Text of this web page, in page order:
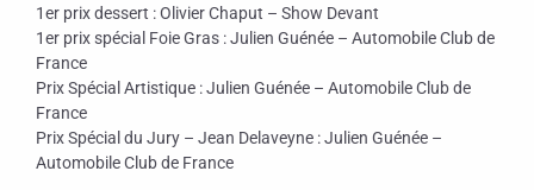
1er prix dessert : Olivier Chaput – Show Devant
1er prix spécial Foie Gras : Julien Guénée – Automobile Club de
France
Prix Spécial Artistique : Julien Guénée – Automobile Club de
France
Prix Spécial du Jury – Jean Delaveyne : Julien Guénée –
Automobile Club de France